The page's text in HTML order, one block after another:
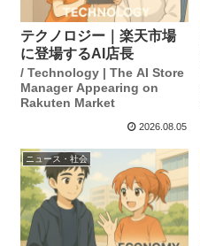
テクノロジー｜楽天市場
に登場するAI店長
/ Technology | The AI Store
Manager Appearing on
Rakuten Market
2026.08.05
ニュース・社会